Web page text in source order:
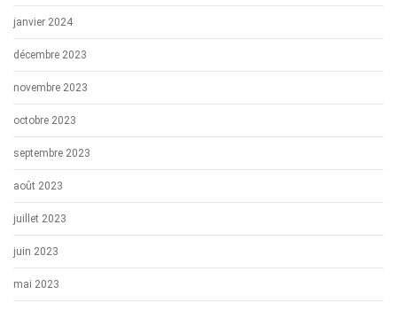
janvier 2024
décembre 2023
novembre 2023
octobre 2023
septembre 2023
août 2023
juillet 2023
juin 2023
mai 2023